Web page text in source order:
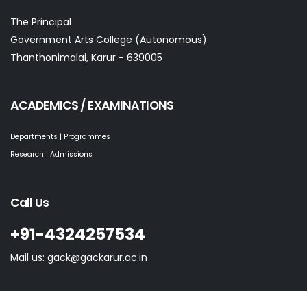
The Principal
Government Arts College (Autonomous)
Thanthonimalai, Karur - 639005
ACADEMICS / EXAMINATIONS
Departments | Programmes
Research | Admissions
Call Us
+91-4324257534
Mail us: gack@gackarur.ac.in